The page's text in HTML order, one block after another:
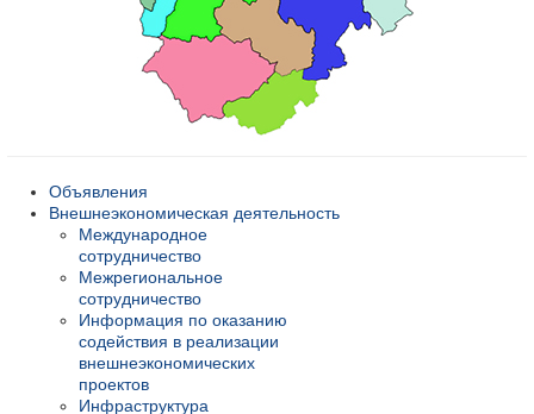
Объявления
Внешнеэкономическая деятельность
Международное
сотрудничество
Межрегиональное
сотрудничество
Информация по оказанию
содействия в реализации
внешнеэкономических
проектов
Инфраструктура